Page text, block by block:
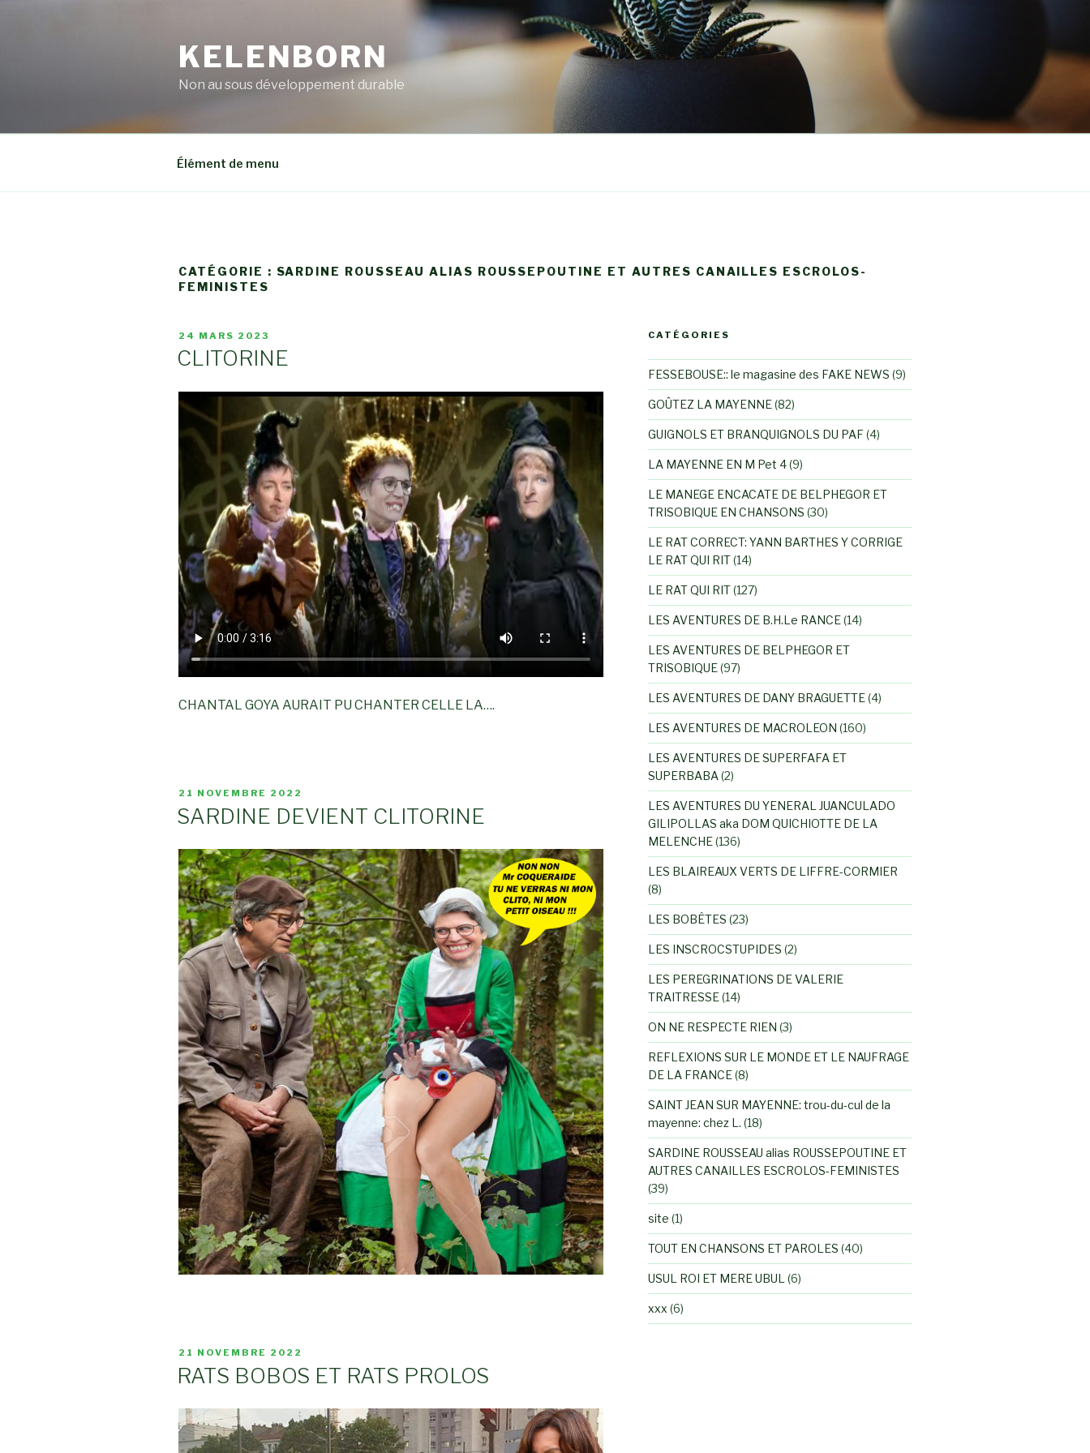
KELENBORN
Non au sous développement durable
Élément de menu
CATÉGORIE : SARDINE ROUSSEAU ALIAS ROUSSEPOUTINE ET AUTRES CANAILLES ESCROLOS-
FEMINISTES
PUBLIÉ
24 MARS 2023
CLITORINE
CHANTAL GOYA AURAIT PU CHANTER CELLE LA….
PUBLIÉ
21 NOVEMBRE 2022
SARDINE DEVIENT CLITORINE
PUBLIÉ
21 NOVEMBRE 2022
RATS BOBOS ET RATS PROLOS
CATÉGORIES
FESSEBOUSE:: le magasine des FAKE NEWS (9)
GOÛTEZ LA MAYENNE(82)
GUIGNOLS ET BRANQUIGNOLS DU PAF(4)
LA MAYENNE EN M Pet 4(9)
LE MANEGE ENCACATE DE BELPHEGOR ET
TRISOBIQUE EN CHANSONS (30)
LE RAT CORRECT: YANN BARTHES Y CORRIGE
LE RAT QUI RIT(14)
LE RAT QUI RIT(127)
LES AVENTURES DE B.H.Le RANCE(14)
LES AVENTURES DE BELPHEGOR ET
TRISOBIQUE(97)
LES AVENTURES DE DANY BRAGUETTE(4)
LES AVENTURES DE MACROLEON (160)
LES AVENTURES DE SUPERFAFA ET
SUPERBABA(2)
LES AVENTURES DU YENERAL JUANCULADO
GILIPOLLAS aka DOM QUICHIOTTE DE LA
MELENCHE(136)
LES BLAIREAUX VERTS DE LIFFRE-CORMIER
(8)
LES BOBÊTES (23)
LES INSCROCSTUPIDES (2)
LES PEREGRINATIONS DE VALERIE
TRAITRESSE(14)
ON NE RESPECTE RIEN (3)
REFLEXIONS SUR LE MONDE ET LE NAUFRAGE
DE LA FRANCE(8)
SAINT JEAN SUR MAYENNE: trou-du-cul de la
mayenne: chez L. (18)
SARDINE ROUSSEAU alias ROUSSEPOUTINE ET
AUTRES CANAILLES ESCROLOS-FEMINISTES
(39)
site (1)
TOUT EN CHANSONS ET PAROLES (40)
USUL ROI ET MERE UBUL (6)
xxx (6)